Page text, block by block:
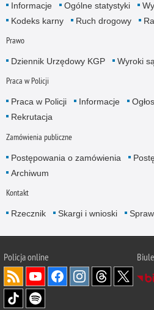
Informacje Ogólne statystyki
Kodeks karny
Ruch drogowy
Prawo
Dziennik Urzędowy KGP Wyroki
Praca w Policji
Praca w Policji Informacje
Rekrutacja
Zamówienia publiczne
Postępowania o zamówienia
Archiwum
Kontakt
Rzecznik Skargi i wnioski
Policjaonline